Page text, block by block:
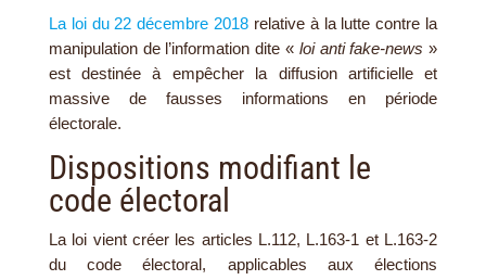
La loi du 22 décembre 2018 relative à la lutte contre la
manipulation de l’information dite « loi anti fake-news »
est destinée à empêcher la diffusion artificielle et
massive de fausses informations en période
électorale.
Dispositions modifiant le
code électoral
La loi vient créer les articles L.112, L.163-1 et L.163-2
du code électoral, applicables aux élections